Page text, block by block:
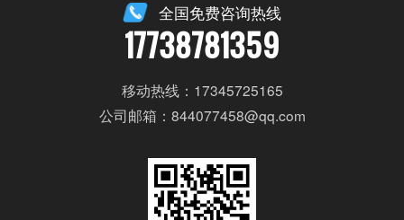
全国免费咨询热线
17738781359
移动热线：17345725165
公司邮箱：844077458@qq.com